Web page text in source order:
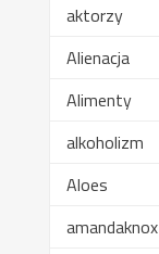
aktorzy
Alienacja
Alimenty
alkoholizm
Aloes
amandaknox